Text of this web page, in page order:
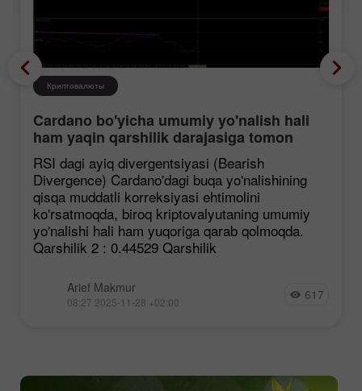
Криптовалюты
Cardano bo'yicha umumiy yo'nalish hali
ham yaqin qarshilik darajasiga tomon
mustahkamlanmoqda, garchi korreksiya
ehtimoli mavjud bo'lsa ham.
RSI dagi ayiq divergentsiyasi (Bearish
Divergence) Cardano'dagi buqa yo'nalishining
qisqa muddatli korreksiyasi ehtimolini
ko'rsatmoqda, biroq kriptovalyutaning umumiy
yo'nalishi hali ham yuqoriga qarab qolmoqda.
Qarshilik 2 : 0.44529 Qarshilik
Arief Makmur
08:27 2025-11-28 +02:00 617